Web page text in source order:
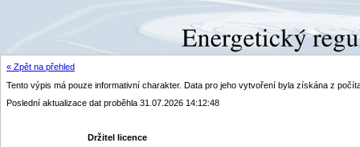
« Zpět na přehled
Tento výpis má pouze informativní charakter. Data pro jeho vytvoření byla získána z
Poslední aktualizace dat proběhla 31.07.2026 14:12:48
Držitel licence